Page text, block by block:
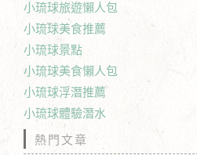
小琉球旅遊懶人包
小琉球美食推薦
小琉球景點
小琉球美食懶人包
小琉球浮潛推薦
小琉球體驗潛水
熱門文章